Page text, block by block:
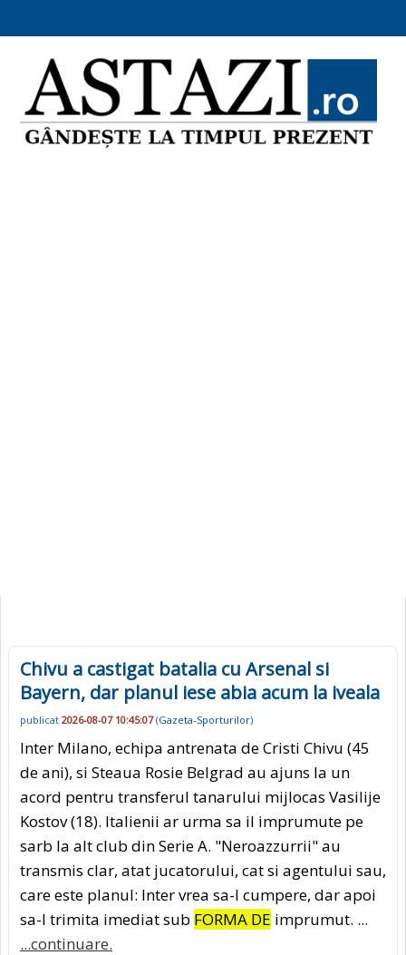
Chivu a castigat batalia cu Arsenal si
Bayern, dar planul iese abia acum la iveala
publicat 2026-08-07 10:45:07(Gazeta-Sporturilor)
Inter Milano, echipa antrenata de Cristi Chivu (45
de ani), si Steaua Rosie Belgrad au ajuns la un
acord pentru transferul tanarului mijlocas Vasilije
Kostov (18). Italienii ar urma sa il imprumute pe
sarb la alt club din Serie A. "Neroazzurrii" au
transmis clar, atat jucatorului, cat si agentului sau,
care este planul: Inter vrea sa-l cumpere, dar apoi
sa-l trimita imediat sub FORMA DE imprumut. ...
...continuare.